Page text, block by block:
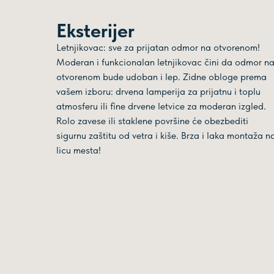
Eksterijer
Letnjikovac: sve za prijatan odmor na otvorenom!
Moderan i funkcionalan letnjikovac čini da odmor na
otvorenom bude udoban i lep. Zidne obloge prema
vašem izboru: drvena lamperija za prijatnu i toplu
atmosferu ili fine drvene letvice za moderan izgled.
Rolo zavese ili staklene površine će obezbediti
sigurnu zaštitu od vetra i kiše. Brza i laka montaža
licu mesta!